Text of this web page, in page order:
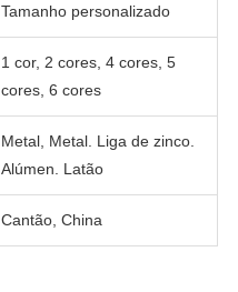
Tamanho personalizado
1 cor, 2 cores, 4 cores, 5
cores, 6 cores
Metal, Metal. Liga de zinco.
Alúmen. Latão
Cantão, China